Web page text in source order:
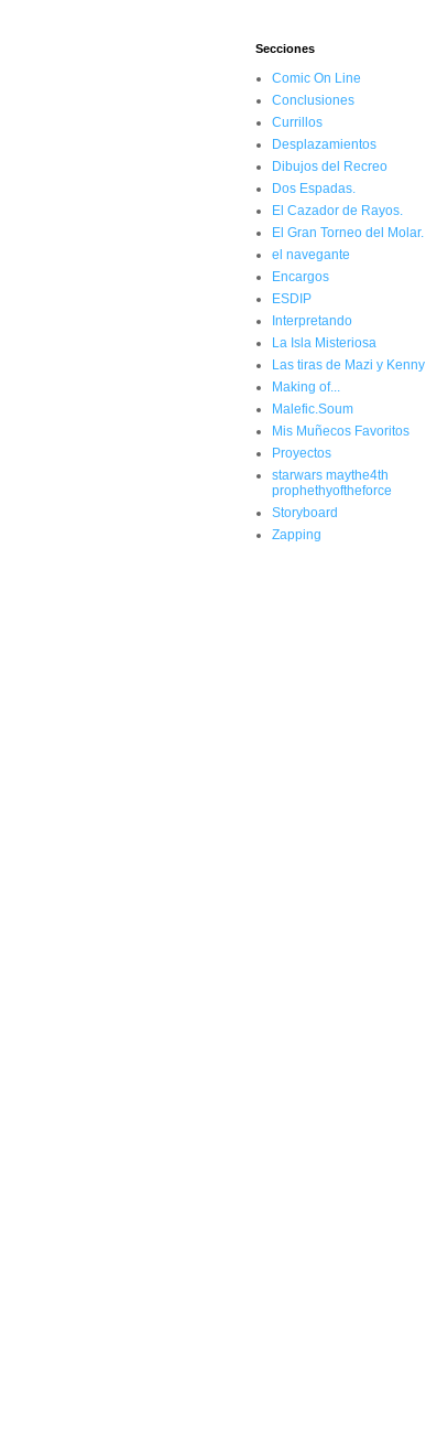
Secciones
Comic On Line
Conclusiones
Currillos
Desplazamientos
Dibujos del Recreo
Dos Espadas.
El Cazador de Rayos.
El Gran Torneo del Molar.
el navegante
Encargos
ESDIP
Interpretando
La Isla Misteriosa
Las tiras de Mazi y Kenny
Making of...
Malefic.Soum
Mis Muñecos Favoritos
Proyectos
starwars maythe4th
prophethyoftheforce
Storyboard
Zapping